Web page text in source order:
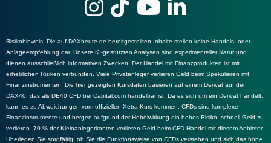
Risikohinweis: Die auf DAXheute.de bereitgestellten Inhalte stellen keine Handels- oder
Anlageempfehlung dar. Unsere KI-gestützten Analysen sind experimenteller Natur und
dienen ausschließlich informativen Zwecken. Der Handel mit Finanzprodukten ist mit
erheblichen Risiken verbunden. Viele Privatanleger verlieren Geld beim Spekulieren mit
Finanzinstrumenten. Die hier gezeigten Kursdaten basieren auf einem Derivat auf den
DAX40, das als DE40 CFD bei Capital.com handelbar ist. Da es sich um ein Derivat handelt,
kann es zu Abweichungen vom offiziellen Xetra-Kurs kommen. CFDs sind komplexe
Finanzinstrumente und bergen aufgrund der Hebelwirkung ein hohes Risiko, schnell Geld zu
verlieren. 70 % der Kleinanlegerkonten verlieren Geld beim CFD-Handel mit diesem Anbieter.
Überlegen Sie sorgfältig, ob Sie die Funktionsweise von CFDs verstehen und sich das hohe